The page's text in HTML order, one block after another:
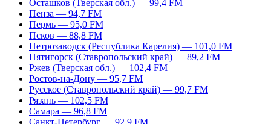
Осташков (Тверская обл.) — 99,4 FM
Пенза — 94,7 FM
Пермь — 95,0 FM
Псков — 88,8 FM
Петрозаводск (Республика Карелия) — 101,0 FM
Пятигорск (Ставропольский край) — 89,2 FM
Ржев (Тверская обл.) — 102,4 FM
Ростов-на-Дону — 95,7 FM
Русское (Ставропольский край) — 99,7 FM
Рязань — 102,5 FM
Самара — 96,8 FM
Санкт-Петербург — 92,9 FM